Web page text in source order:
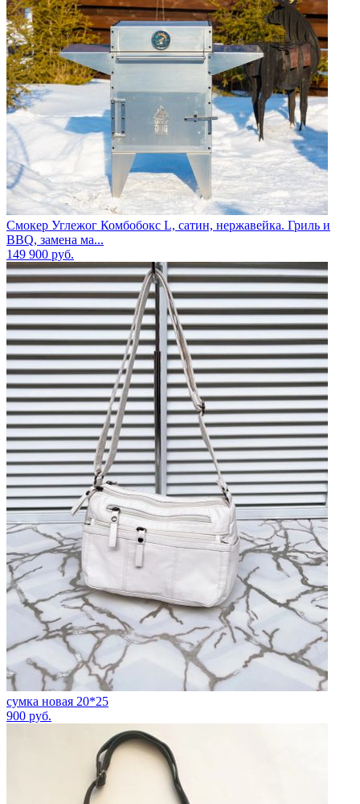
Смокер Углежог Комбобокс L, сатин, нержавейка. Гриль и
BBQ, замена ма...
149 900 руб.
сумка новая 20*25
900 руб.